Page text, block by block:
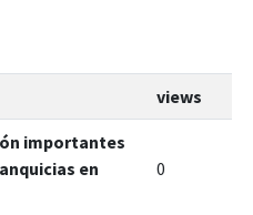
views
importantes
en
0